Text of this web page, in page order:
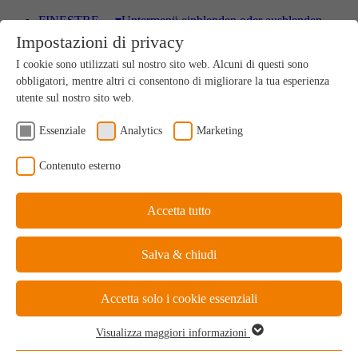
FINESTRE ▾Untermenü einblenden oder ausblenden
Legno
Prodotto naturale sostenibile uni-co nel suo genere
Legno-Alluminio
All’interno sensazione di natura-lezza, all’esterno
Bilancio ideale costi-benefici
PVC-Alluminio
Impostazioni di privacy
I cookie sono utilizzati sul nostro sito web. Alcuni di questi sono
obbligatori, mentre altri ci consentono di migliorare la tua esperienza
utente sul nostro sito web.
Essenziale Analytics Marketing
Contenuto esterno
Accetta tutto
Salva & chiudi
Accetta solo i cookie essenziali
Visualizza maggiori informazioni